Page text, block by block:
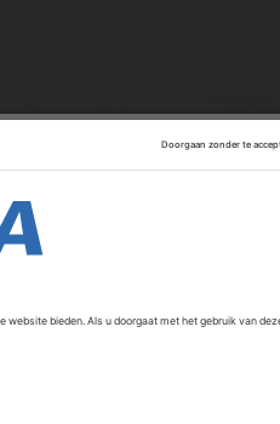
als zijn voorganger.
B2B-bedrijven
Doel is om deze
families, ondernemers en